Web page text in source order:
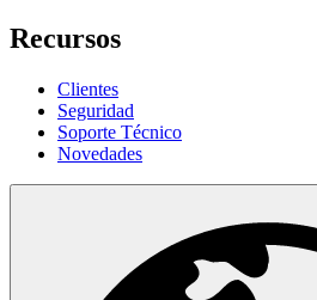
Recursos
Clientes
Seguridad
Soporte Técnico
Novedades